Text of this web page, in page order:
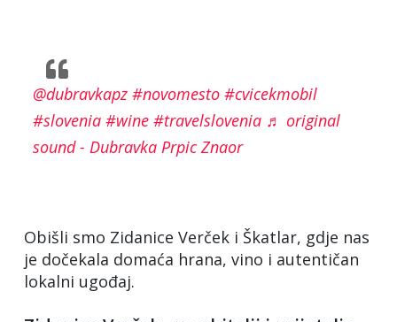
@dubravkapz #novomesto #cvicekmobil
#slovenia #wine #travelslovenia ♬ original
sound - Dubravka Prpic Znaor
Obišli smo Zidanice Verček i Škatlar, gdje nas
je dočekala domaća hrana, vino i autentičan
lokalni ugođaj.